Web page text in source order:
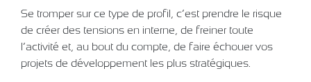
Se tromper sur ce type de profil, c’est prendre le risque
de créer des tensions en interne, de freiner toute
l’activité et, au bout du compte, de faire échouer vos
projets de développement les plus stratégiques.